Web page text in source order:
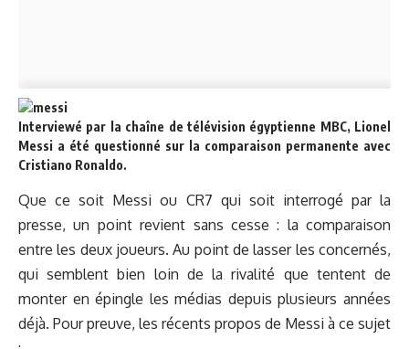
Interviewé par la chaîne de télévision égyptienne MBC, Lionel
Messi a été questionné sur la comparaison permanente avec
Cristiano Ronaldo.
Que ce soit Messi ou CR7 qui soit interrogé par la
presse, un point revient sans cesse : la comparaison
entre les deux joueurs. Au point de lasser les concernés,
qui semblent bien loin de la rivalité que tentent de
monter en épingle les médias depuis plusieurs années
déjà. Pour preuve, les récents propos de Messi à ce sujet